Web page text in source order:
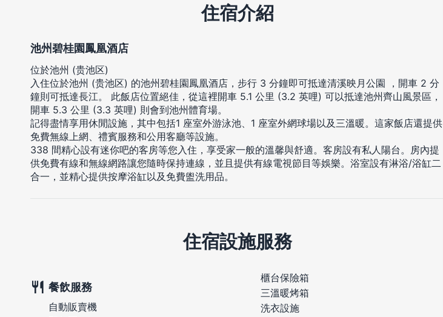
住宿介紹
池州碧桂園鳳凰酒店
位於池州 (贵池区)
入住位於池州 (贵池区) 的池州碧桂園鳳凰酒店，步行 3 分鐘即可抵達清溪映月公園 ，開車 2 分
鐘則可抵達長江。 此飯店位置絕佳，從這裡開車 5.1 公里 (3.2 英哩) 可以抵達池州齊山風景區，
開車 5.3 公里 (3.3 英哩) 則會到池州體育場。
記得盡情享用休閒設施，其中包括1 座室外游泳池、1 座室外網球場以及三溫暖。這家飯店還提供
免費無線上網、禮賓服務和公用客廳等設施。
338 間精心設有迷你吧的客房等您入住，享受家一般的溫馨與舒適。客房設有私人陽台。房內提
供免費有線和無線網路讓您隨時保持連線，並且提供有線電視節目等娛樂。浴室設有淋浴/浴缸二
合一，並精心提供按摩浴缸以及免費盥洗用品。
住宿設施服務
餐飲服務
自動販賣機
櫃台保險箱
三溫暖烤箱
洗衣設施